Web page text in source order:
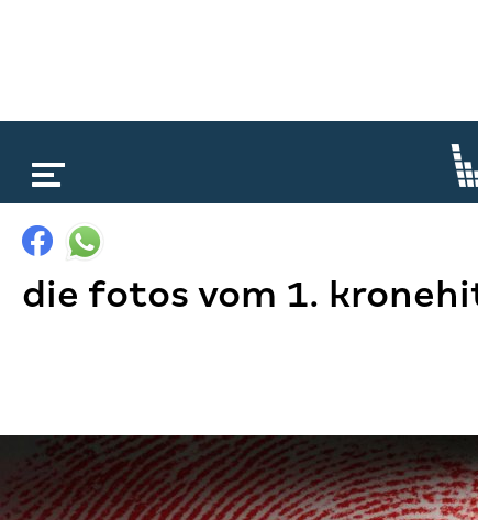
die fotos vom 1.